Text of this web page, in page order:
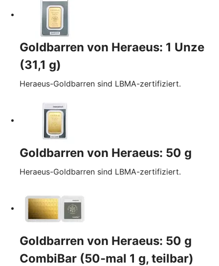
Goldbarren von Heraeus: 1 Unze
(31,1 g)
Heraeus-Goldbarren sind LBMA-zertifiziert.
Goldbarren von Heraeus: 50 g
Heraeus-Goldbarren sind LBMA-zertifiziert.
Goldbarren von Heraeus: 50 g
CombiBar (50-mal 1 g, teilbar)